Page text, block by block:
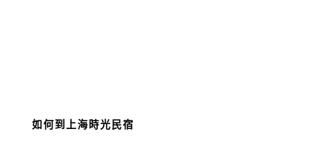
如何到上海時光民宿